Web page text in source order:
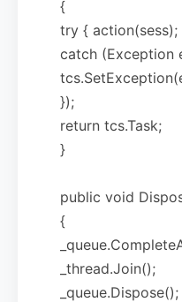
{
try { action(sess);
catch (Exception
});
return tcs.Task;
}
public void
{
_thread.Join();
_queue.Dispose();